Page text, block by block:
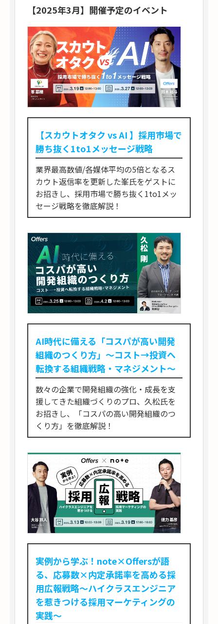
【2025年3月】開催予定のイベント
【スカウトオタク vs AI 】採用市場で
勝ち抜く1to1メッセージ戦略
業界最高数値/各媒体平均の5倍となるス
カウト返信率を更新した峯氏をゲストに
お招きし、採用市場で勝ち抜く1to1メッ
セージ戦略を徹底解説！
AI時代に備える「コスパが高い開発
組織のつくり方」〜コスト→投資へ
転換する組織戦略・マネジメント〜
数々の企業で開発組織の強化・成長を支
援してきた組織づくりのプロ、久松氏を
お招きし、「コスパの高い開発組織のつ
くり方」を徹底解説！
実例から学ぶ！note×Offersが語
る、応募数×内定承諾率を高める採
用広報戦略～ハイクラスエンジニア
を惹きつける採用マーケティングの
実践～